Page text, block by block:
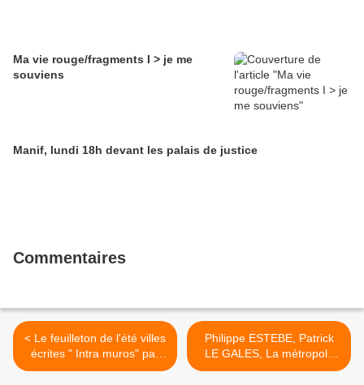
Ma vie rouge/fragments I > je me
souviens
Manif, lundi 18h devant les palais de justice
Commentaires
< Le feuilleton de l'été villes
écrites " Intra muros" par
Dominique Grandmont
Philippe ESTEBE, Patrick
LE GALES, La métropole
parisienne à la recherche